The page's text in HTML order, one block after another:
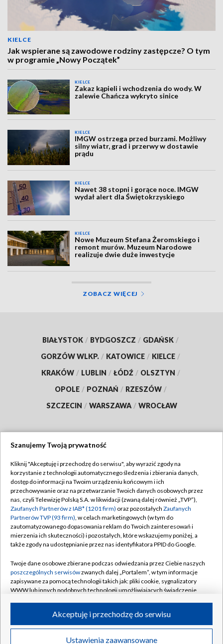
KIELCE
Jak wspierane są zawodowe rodziny zastępcze? O tym
w programie „Nowy Początek”
KIELCE
Zakaz kąpieli i wchodzenia do wody. W
zalewie Chańcza wykryto sinice
KIELCE
IMGW ostrzega przed burzami. Możliwy
silny wiatr, grad i przerwy w dostawie
prądu
KIELCE
Nawet 38 stopni i gorące noce. IMGW
wydał alert dla Świętokrzyskiego
KIELCE
Nowe Muzeum Stefana Żeromskiego i
remont murów. Muzeum Narodowe
realizuje dwie duże inwestycje
ZOBACZ WIĘCEJ
BIAŁYSTOK / BYDGOSZCZ / GDAŃSK /
GORZÓW WLKP. / KATOWICE / KIELCE /
KRAKÓW / LUBLIN / ŁÓDŹ / OLSZTYN /
OPOLE / POZNAŃ / RZESZÓW /
SZCZECIN / WARSZAWA / WROCŁAW
TVP
Abonament TVP
Emisja w TVP
Centrum informacji TVP
Naziemna Telewizja Cyfrowa
Rada Programowa
System NOS
Informacje o nadawcy
Program dla prasy
Regulamin TVP
Polityka prywatności
Moje zgody
Pomoc
Kontakt
Kanały
©2026 Telewizja Polska S.A. w likwidacji
Szanujemy Twoją prywatność
Kliknij "Akceptuję i przechodzę do serwisu", aby wyrazić zgody na
korzystanie z technologii automatycznego śledzenia i zbierania danych,
dostęp do informacji na Twoim urządzeniu końcowym i ich
przechowywanie oraz na przetwarzanie Twoich danych osobowych przez
nas, czyli Telewizję Polską S.A. w likwidacji (zwaną dalej również „TVP”),
Zaufanych Partnerów z IAB* (1201 firm) oraz pozostałych Zaufanych
Partnerów TVP (93 firm), w celach marketingowych (w tym do
zautomatyzowanego dopasowania reklam do Twoich zainteresowań i
mierzenia ich skuteczności) i pozostałych, które wskazujemy poniżej, a
także zgody na udostępnianie przez nas identyfikatora PPID do Google.
Twoje dane osobowe zbierane podczas odwiedzania przez Ciebie naszych
poszczególnych serwisówzwanych dalej „Portalem”, w tym informacje
zapisywane za pomocą technologii takich jak: pliki cookie, sygnalizatory
WWW lub innych podobnych technologii umożliwiających świadczenie
ruchu w Internecie.
Twoje dane osobowe zbierane podczas odwiedzania przez Ciebie
Ustawienia zaawansowane
Akceptuję i przechodzę do serwisu